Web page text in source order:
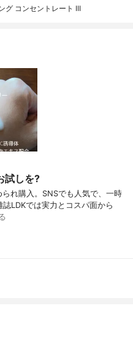
グ コンセントレート III
試しを?
れ購入。SNSでも人気で、一時
LDKでは実力とコスパ面から